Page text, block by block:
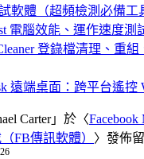
軟體（超頻檢測必備工
電腦效能、運作速度
登錄檔清理、重
遠端桌面：跨平台遙控
Carter」於〈Facebook
FB傳訊軟體） 〉發佈